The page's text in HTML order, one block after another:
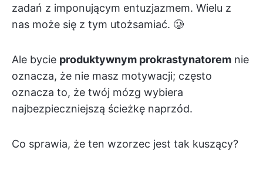
zadań z imponującym entuzjazmem. Wielu z
nas może się z tym utożsamiać. 🥲
Ale bycie produktywnym prokrastynatorem nie
oznacza, że nie masz motywacji; często
oznacza to, że twój mózg wybiera
najbezpieczniejszą ścieżkę naprzód.
Co sprawia, że ten wzorzec jest tak kuszący?